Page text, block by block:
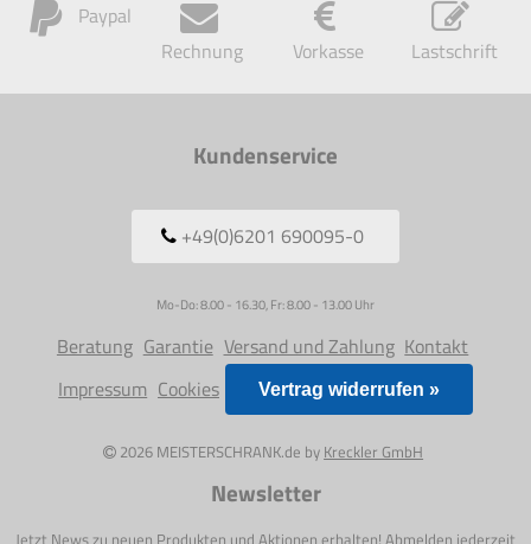
Paypal
Rechnung
Vorkasse Lastschrift
Kundenservice
+49(0)6201 690095-0
Mo-Do: 8.00 - 16.30, Fr: 8.00 - 13.00 Uhr
Beratung Garantie Versand und Zahlung Kontakt
Impressum Cookies Vertrag widerrufen »
2026 MEISTERSCHRANK.de by Kreckler GmbH
Newsletter
Jetzt News zu neuen Produkten und Aktionen erhalten! Abmelden jederzeit